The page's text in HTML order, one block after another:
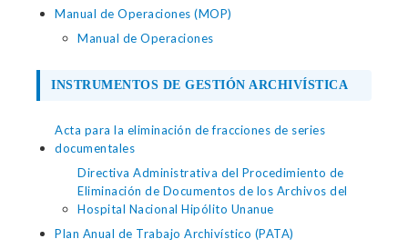
Manual de Operaciones (MOP)
Manual de Operaciones
INSTRUMENTOS DE GESTIÓN ARCHIVÍSTICA
Acta para la eliminación de fracciones de series
documentales
Directiva Administrativa del Procedimiento de
Eliminación de Documentos de los Archivos del
Hospital Nacional Hipólito Unanue
Plan Anual de Trabajo Archivístico (PATA)